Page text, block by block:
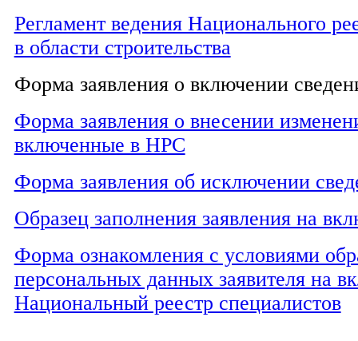
Регламент ведения Национального
в области строительства
Форма заявления о включении
Форма заявления о внесении
включенные в НРС
Форма заявления об исключении
Образец заполнения заявления на
Форма ознакомления с условиями
персональных данных заявителя на
Национальный реестр специалистов